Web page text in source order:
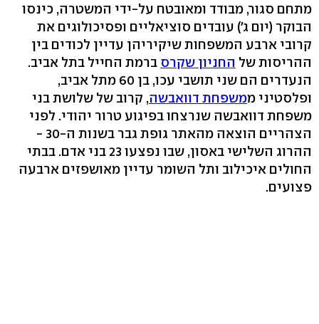
מתחם סגור, מבודד ומאובטח על-ידי המשטרה, כינסו
הבוקר (יום ג') עובדים סוציאליים ופסיכולוגים את
קרובי ארבע המשפחות שיקיריהן עדיין לכודים בין
ההריסות של החניון שקרס ברמת החייל בתל אביב.
הנעדרים הם שני תושבי עכו, בן 60 מתל אביב,
ופלסטיני ממשפחת דוואבשה, קרוב של שלושת בני
משפחת דוואבשה שנרצחו בפיגוע טרור יהודי. לפני
הצהריים הוצאה מהאתר גופת גבר בשנות ה-30 -
ההרוג השלישי באסון, שבו נפצעו 23 בני אדם. בבתי
החולים איכילוב ותל השומר עדיין מאושפזים ארבעה
פצועים.